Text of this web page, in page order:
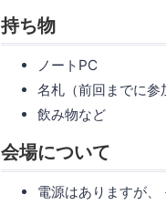
持ち物
ノートPC
名札（前回までに参
飲み物など
会場について
電源はありますが、